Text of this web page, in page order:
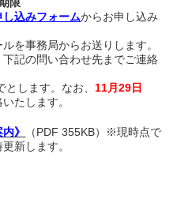
し込みフォームからお申し込み
を事務局からお送りします。
記の問い合わせ先までご連絡
とします。なお、 11月29日
たします。
》
（PDF 355KB）※現時点で
新します。